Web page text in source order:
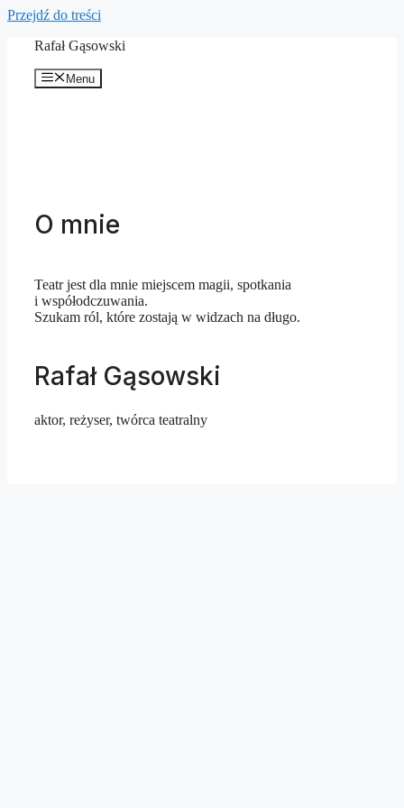
Przejdź do treści
Rafał Gąsowski
Menu
O mnie
Teatr jest dla mnie miejscem magii, spotkania
i współodczuwania.
Szukam ról, które zostają w widzach na długo.
Rafał Gąsowski
aktor, reżyser, twórca teatralny